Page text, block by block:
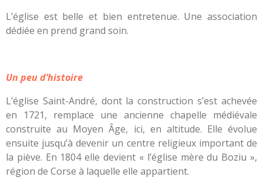
L’église est belle et bien entretenue. Une association
dédiée en prend grand soin.
Un peu d’histoire
L’église Saint-André, dont la construction s’est achevée
en 1721, remplace une ancienne chapelle médiévale
construite au Moyen Âge, ici, en altitude. Elle évolue
ensuite jusqu’à devenir un centre religieux important de
la piève. En 1804 elle devient « l’église mère du Boziu »,
région de Corse à laquelle elle appartient.